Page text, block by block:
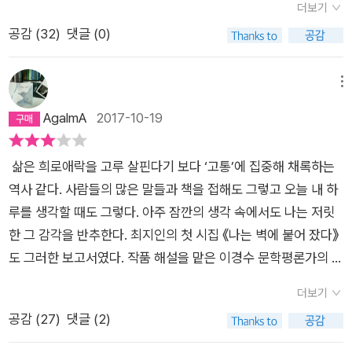
번째 주자인 최지인시인도 그렇습니다.첫 시집인 「나는 벽에 붙
어 잤다」라고 하는 데 처음에 훑어볼 때에는 「나는 벽에 붙어 잤
며 벽 쪽에 누워서 잤다‘라는 구절에서 온 것인 줄 알았으나 해설
을 읽고 다시 보니 (비정규)라는 시에서 왔더군요.이 시에서는 아
버지는 가양동 현장에서 일하셨다/오함마로 벽을 부수는 일 따위
•• 아버지와 둘이 살았다/잠잘 때 조금만 움직이면/아버지 살이
닿았다/나는 벽에 붙어 잤다라는 구절을 눈으로 보며 어렸을 적
세상에 집을 옮기는 사람들이 많아 쉴 틈이 없이 이삿집 현장일을
하시던 아버지와 둘이 살았던 기억이 되살아나더군요. 아버지가
늦게까지 집에 돌아 오지 않아 오실 때까지 오셔서 잠이 들때까지
잠을 자지 않아 매번 지각하는 제 모습이 떠올랐습니다.대학에서
극작을 전공하셔서 그런지 (기이한 버릇을 가진 잠과 앙상한 C
더보기
공감 (32) 댓글 (0)
AgalmA 2017-10-19
삶은 희로애락을 고루 살핀다기 보다 ‘고통’에 집중해 채록하는
역사 같다. 사람들의 많은 말들과 책을 접해도 그렇고 오늘 내 하
루를 생각할 때도 그렇다. 아주 잠깐의 생각 속에서도 나는 저릿
한 그 감각을 반추한다. 최지인의 첫 시집 《나는 벽에 붙어 잤다》
도 그러한 보고서였다. 작품 해설을 맡은 이경수 문학평론가의 말
년 세대의 딜레마”를 집약한 시집이라 말할 수 있다. 청년 실업률
이 역대 최고라는 소식이 해마다 전해지는 가운데 너무 흔해서 너
더보기
공감 (27) 댓글 (2)